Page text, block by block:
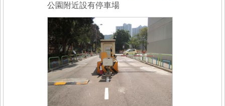
公園附近設有停車場